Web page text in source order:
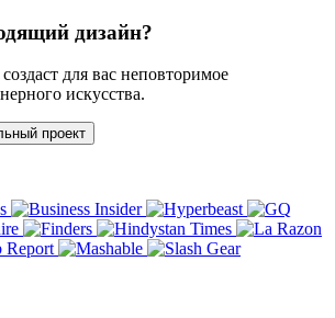
дизайн?
для вас неповторимое
искусства.
проект